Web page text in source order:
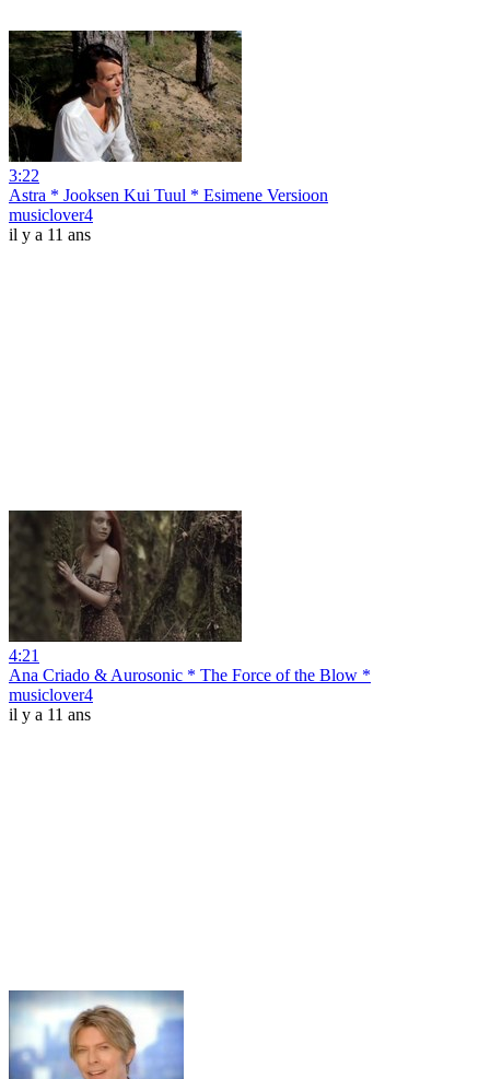
3:22
Astra * Jooksen Kui Tuul * Esimene Versioon
musiclover4
il y a 11 ans
4:21
Ana Criado & Aurosonic * The Force of the Blow *
musiclover4
il y a 11 ans